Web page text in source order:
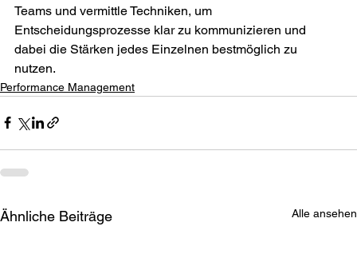
Teams und vermittle Techniken, um
Entscheidungsprozesse klar zu kommunizieren und
dabei die Stärken jedes Einzelnen bestmöglich zu
nutzen.
Performance Management
Ähnliche Beiträge Alle ansehen